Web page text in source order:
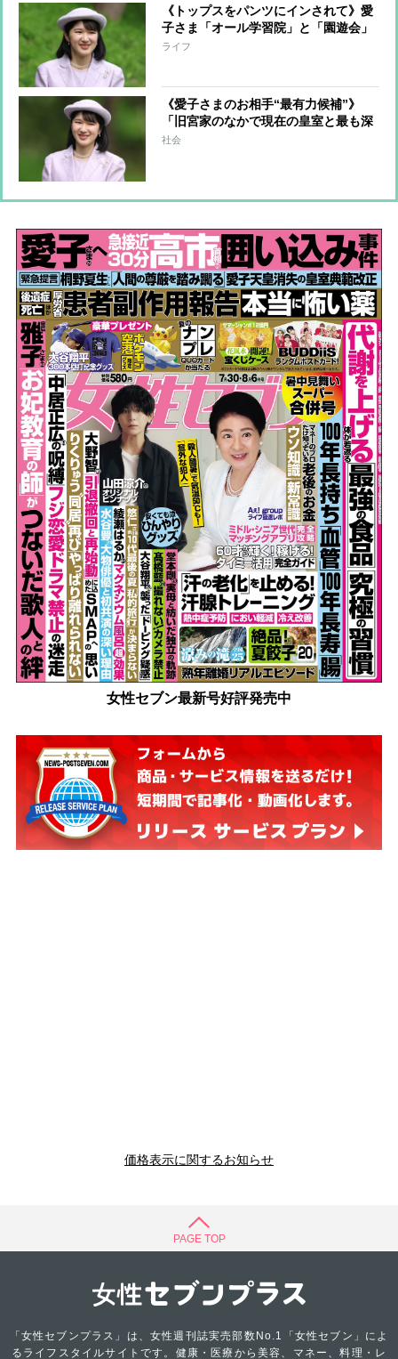
《トップスをパンツにインされて》愛
子さま「オール学習院」と「園遊会」
で魅せられた春ファッション「ラベン
ライフ
《愛子さまのお相手“最有力候補”》
「旧宮家のなかで現在の皇室と最も深
い関係」の東久邇家の“幼稚舎から慶
社会
女性セブン最新号好評発売中
価格表示に関するお知らせ
PAGE TOP
「女性セブンプラス」は、女性週刊誌実売部数No.1「女性セブン」によ
るライフスタイルサイトです。健康・医療から美容、マネー、料理・レ